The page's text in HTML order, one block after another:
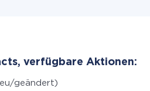
verfügbare Aktionen:
geändert)